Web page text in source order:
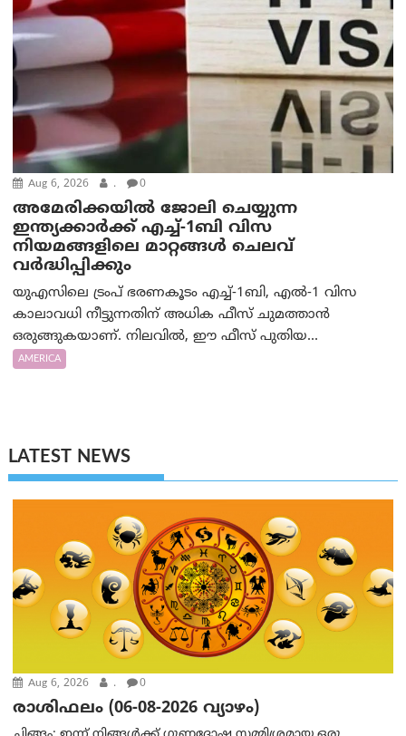
Aug 6, 2026 . 0
അമേരിക്കയില്‍ ജോലി ചെയ്യുന്ന
ഇന്ത്യക്കാർക്ക് എച്ച്-1ബി വിസ
നിയമങ്ങളിലെ മാറ്റങ്ങൾ ചെലവ്
വർദ്ധിപ്പിക്കും
യുഎസിലെ ട്രംപ് ഭരണകൂടം എച്ച്-1ബി, എൽ-1 വിസ
കാലാവധി നീട്ടുന്നതിന് അധിക ഫീസ് ചുമത്താൻ
ഒരുങ്ങുകയാണ്. നിലവിൽ, ഈ ഫീസ് പുതിയ...
AMERICA
LATEST NEWS
Aug 6, 2026 . 0
രാശിഫലം (06-08-2026 വ്യാഴം)